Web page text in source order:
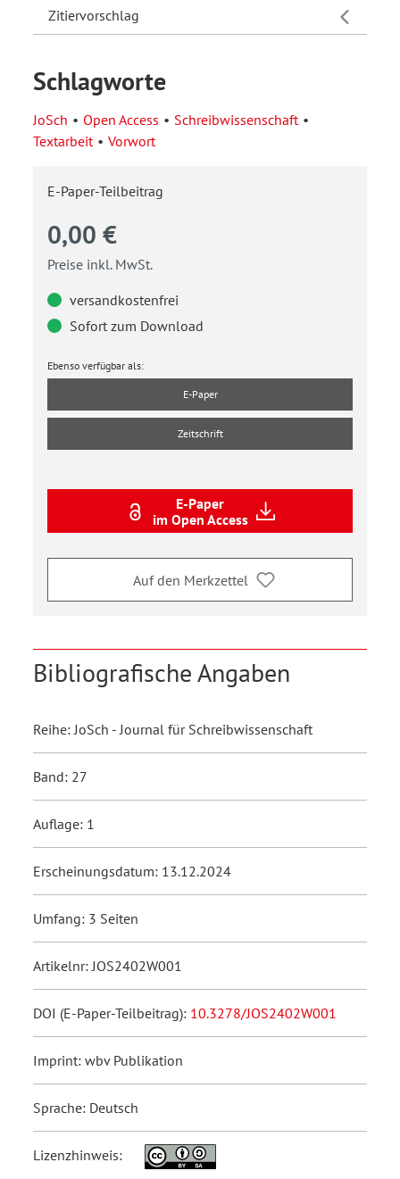
Zitiervorschlag
Schlagworte
JoSch Open Access
Schreibwissenschaft
Textarbeit
Vorwort
E-Paper-Teilbeitrag
0,00 €
Preise inkl. MwSt.
versandkostenfrei
Sofort zum Download
Ebenso verfügbar als:
E-Paper
Zeitschrift
E-Paper
im Open Access
Auf den Merkzettel
Bibliografische Angaben
Reihe: JoSch - Journal für Schreibwissenschaft
Band: 27
Auflage: 1
Erscheinungsdatum: 13.12.2024
Umfang: 3 Seiten
Artikelnr: JOS2402W001
DOI (E-Paper-Teilbeitrag): 10.3278/JOS2402W001
Imprint: wbv Publikation
Sprache: Deutsch
Lizenzhinweis: